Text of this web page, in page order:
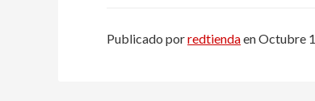
Publicado porredtiendaenOctubre